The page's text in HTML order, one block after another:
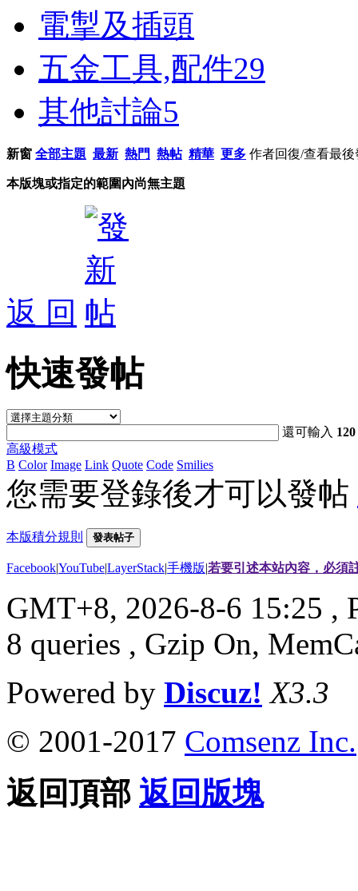
電掣及插頭
五金工具,配件29
其他討論5
新窗 全部主題 最新 熱門 熱帖 精華 更多 作者回復/查看最後
本版塊或指定的範圍內尚無主題
返 回
快速發帖
還可輸入 120
高級模式
B Color Image Link Quote Code Smilies
您需要登錄後才可以發帖
本版積分規則 發表帖子
Facebook|YouTube|LayerStack|手機版|若要引述本站內容，必須
GMT+8, 2026-8-6 15:25 ,
8 queries , Gzip On,
Powered by Discuz! X3.3
© 2001-2017 Comsenz Inc.
返回頂部 返回版塊